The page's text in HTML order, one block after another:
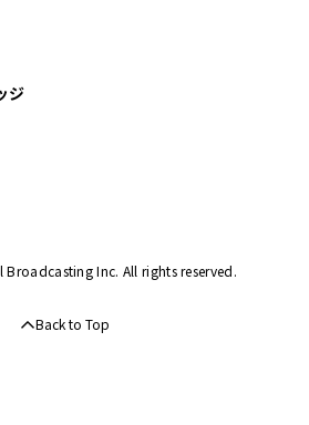
月
月
月
ジ
Inc. All rights reserved.
Back to Top